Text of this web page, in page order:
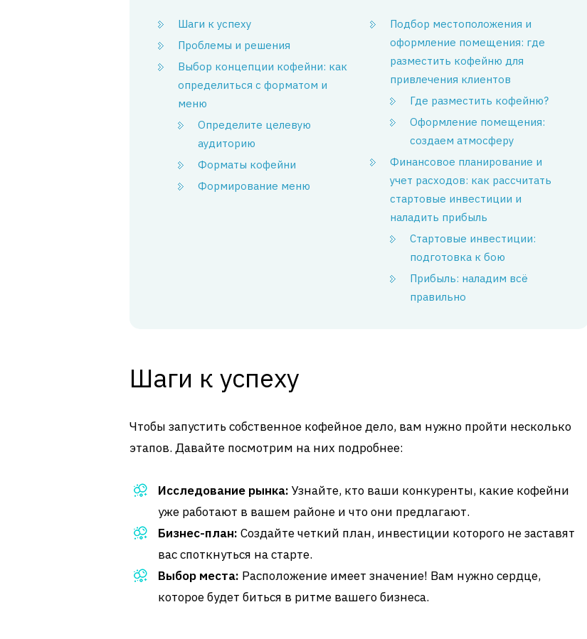
Шаги к успеху
Проблемы и решения
Выбор концепции кофейни: как
определиться с форматом и
меню
Определите целевую
аудиторию
Форматы кофейни
Формирование меню
Подбор местоположения и
оформление помещения: где
разместить кофейню для
привлечения клиентов
Где разместить кофейню?
Оформление помещения:
создаем атмосферу
Финансовое планирование и
учет расходов: как рассчитать
стартовые инвестиции и
наладить прибыль
Стартовые инвестиции:
подготовка к бою
Прибыль: наладим всё
правильно
Шаги к успеху
Чтобы запустить собственное кофейное дело, вам нужно пройти несколько
этапов. Давайте посмотрим на них подробнее:
Исследование рынка: Узнайте, кто ваши конкуренты, какие кофейни
уже работают в вашем районе и что они предлагают.
Бизнес-план: Создайте четкий план, инвестиции которого не заставят
вас споткнуться на старте.
Выбор места: Расположение имеет значение! Вам нужно сердце,
которое будет биться в ритме вашего бизнеса.